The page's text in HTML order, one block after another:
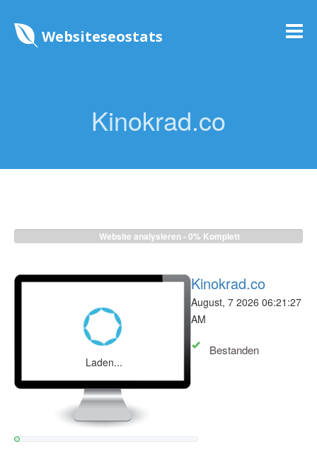
Websiteseostats
Kinokrad.co
Website analysieren -0% Komplett
Laden...
Kinokrad.co
August, 7 2026 06:21:27
AM
Bestanden